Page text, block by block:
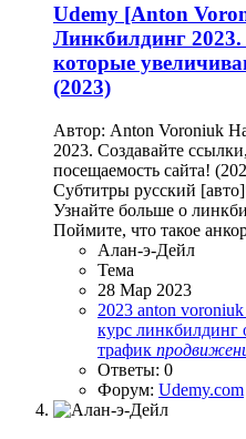
Udemy [Anton
Линкбилдинг 2023.
которые
(2023)
Автор: Anton Voroniuk
2023. Создавайте
посещаемость сайта!
Субтитры русский
Узнайте больше о
Поймите, что такое
Алан-э-Дейл
Тема
28 Мар 2023
2023 anton voroniuk
курс линкбилдинг
трафик
Ответы: 0
Форум: Udemy.com